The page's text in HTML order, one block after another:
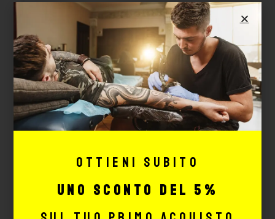
AGGIUNGI
Ottieni subito
uno sconto del 5%